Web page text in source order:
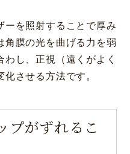
ーを照射することで厚み
角膜の光を曲げる力を弱
し、正視（遠くがよく
させる方法です。
プがずれるこ